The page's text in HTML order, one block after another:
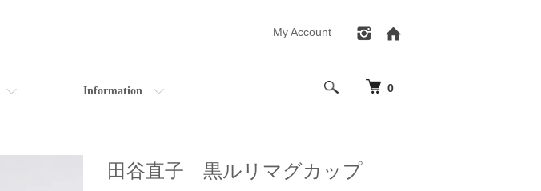
0
Information
My Account
田谷直子 黒ルリマグカップ